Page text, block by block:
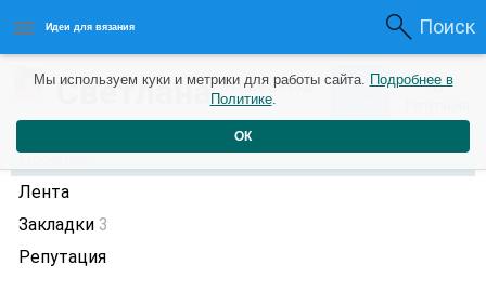
Идеи для вязания Поиск
Светлана3 года назад 0 0
Профиль
Лента
Закладки 3
Репутация
Мы используем куки и метрики для работы сайта. Подробнее в
Политике.
ОК